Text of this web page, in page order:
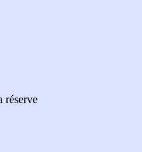
réserve